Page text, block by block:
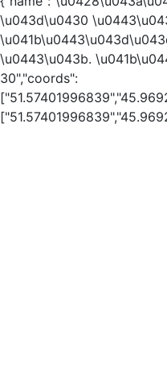
\u043d\u0430
\u0443\u043b.
30","coords":